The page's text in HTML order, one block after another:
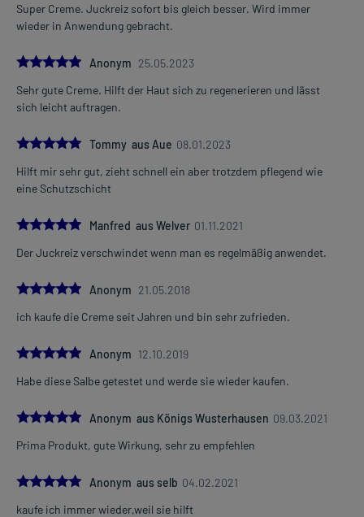
Super Creme. Juckreiz sofort bis gleich besser. Wird immer
wieder in Anwendung gebracht.
5.0Anonym 25.05.2023
Sehr gute Creme. Hilft der Haut sich zu regenerieren und lässt
sich leicht auftragen.
5.0
Tommy aus Aue 08.01.2023
Hilft mir sehr gut, zieht schnell ein aber trotzdem pflegend wie
eine Schutzschicht
5.0
Manfred aus Welver 01.11.2021
Der Juckreiz verschwindet wenn man es regelmäßig anwendet.
5.0Anonym 21.05.2018
ich kaufe die Creme seit Jahren und bin sehr zufrieden.
5.0Anonym 12.10.2019
Habe diese Salbe getestet und werde sie wieder kaufen.
5.0Anonym aus Königs Wusterhausen 09.03.2021
Prima Produkt, gute Wirkung, sehr zu empfehlen
5.0Anonym aus selb 04.02.2021
kaufe ich immer wieder,weil sie hilft